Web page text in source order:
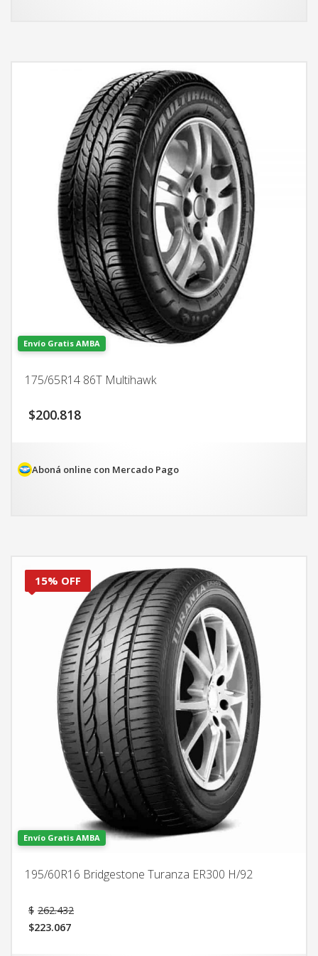
Envío Gratis AMBA
175/65R14 86T Multihawk
$200.818
Aboná online con Mercado Pago
15% OFF
Envío Gratis AMBA
195/60R16 Bridgestone Turanza ER300 H/92
$ 262.432
$223.067